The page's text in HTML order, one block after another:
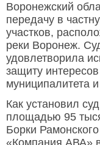
Воронежский
передачу в
участков,
реки Воронеж.
удовлетворила
защиту
муниципалитета
Как установил
площадью 95
Борки